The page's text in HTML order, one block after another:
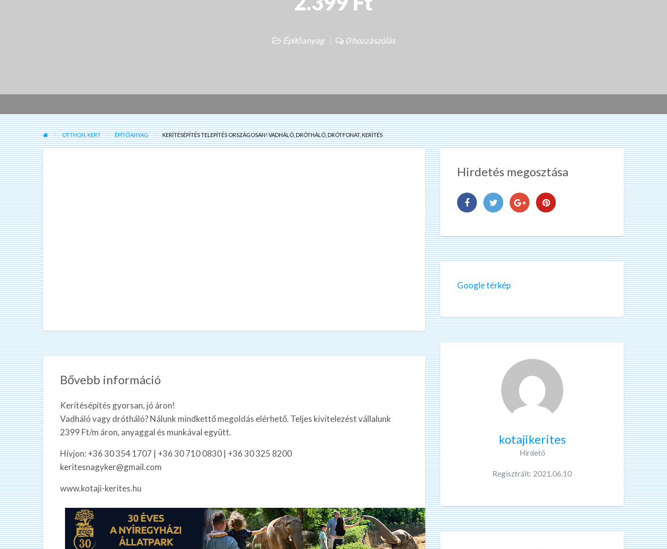
Építőanyag 0 hozzászólás
OTTHON, KERT ÉPÍTŐANYAG KERÍTÉSÉPÍTÉS TELEPÍTÉS ORSZÁGOSAN! VADHÁLÓ, DRÓTHÁLÓ, DRÓTFONAT, KERÍTÉS
Bővebb információ
Kerítésépítés gyorsan, jó áron!
Vadháló vagy drótháló? Nálunk mindkettő megoldás elérhető. Teljes kivitelezést vállalunk
2399 Ft/m áron, anyaggal és munkával együtt.
Hívjon: +36 30 354 1707 | +36 30 710 0830 | +36 30 325 8200
keritesnagyker@gmail.com
www.kotaji-kerites.hu
Hirdetés megosztása
Google térkép
kotajikerites
Hirdető
Regisztrált: 2021.06.10